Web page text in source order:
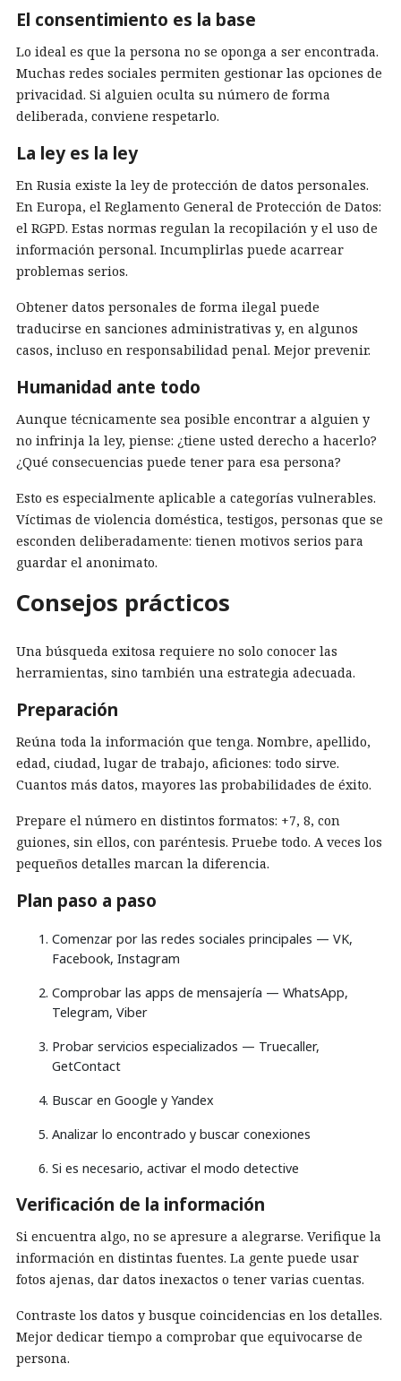
El consentimiento es la base
Lo ideal es que la persona no se oponga a ser encontrada.
Muchas redes sociales permiten gestionar las opciones de
privacidad. Si alguien oculta su número de forma
deliberada, conviene respetarlo.
La ley es la ley
En Rusia existe la ley de protección de datos personales.
En Europa, el Reglamento General de Protección de Datos:
el RGPD. Estas normas regulan la recopilación y el uso de
información personal. Incumplirlas puede acarrear
problemas serios.
Obtener datos personales de forma ilegal puede
traducirse en sanciones administrativas y, en algunos
casos, incluso en responsabilidad penal. Mejor prevenir.
Humanidad ante todo
Aunque técnicamente sea posible encontrar a alguien y
no infrinja la ley, piense: ¿tiene usted derecho a hacerlo?
¿Qué consecuencias puede tener para esa persona?
Esto es especialmente aplicable a categorías vulnerables.
Víctimas de violencia doméstica, testigos, personas que se
esconden deliberadamente: tienen motivos serios para
guardar el anonimato.
Consejos prácticos
Una búsqueda exitosa requiere no solo conocer las
herramientas, sino también una estrategia adecuada.
Preparación
Reúna toda la información que tenga. Nombre, apellido,
edad, ciudad, lugar de trabajo, aficiones: todo sirve.
Cuantos más datos, mayores las probabilidades de éxito.
Prepare el número en distintos formatos: +7, 8, con
guiones, sin ellos, con paréntesis. Pruebe todo. A veces los
pequeños detalles marcan la diferencia.
Plan paso a paso
Comenzar por las redes sociales principales — VK,
Facebook, Instagram
Comprobar las apps de mensajería — WhatsApp,
Telegram, Viber
Probar servicios especializados — Truecaller,
GetContact
Buscar en Google y Yandex
Analizar lo encontrado y buscar conexiones
Si es necesario, activar el modo detective
Verificación de la información
Si encuentra algo, no se apresure a alegrarse. Verifique la
información en distintas fuentes. La gente puede usar
fotos ajenas, dar datos inexactos o tener varias cuentas.
Contraste los datos y busque coincidencias en los detalles.
Mejor dedicar tiempo a comprobar que equivocarse de
persona.